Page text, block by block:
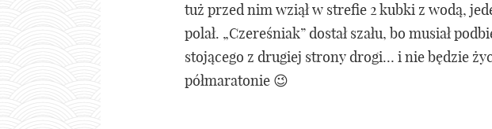
tuż przed nim wziął w strefie 2 kubki z wodą,
polał. „Czereśniak” dostał szału, bo musiał
stojącego z drugiej strony drogi… i nie będzie
półmaratonie 😉